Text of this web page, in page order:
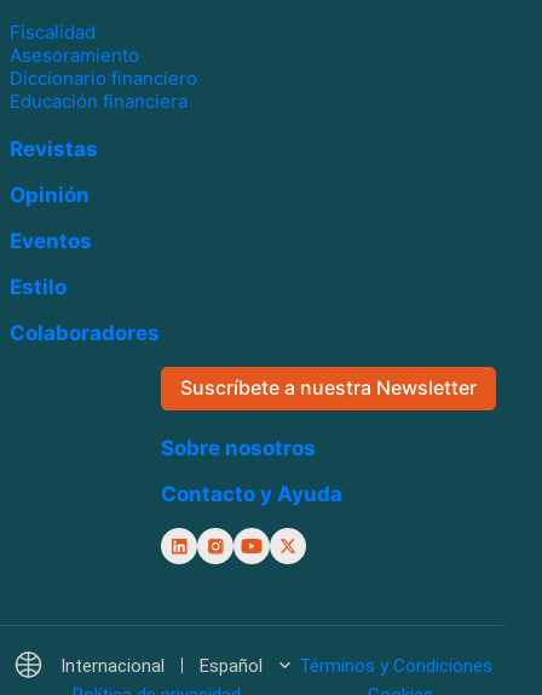
Fiscalidad
Asesoramiento
Diccionario financiero
Educación financiera
Revistas
Opinión
Eventos
Estilo
Colaboradores
Suscríbete a nuestra Newsletter
Sobre nosotros
Contacto y Ayuda
Internacional Español
Términos y Condiciones